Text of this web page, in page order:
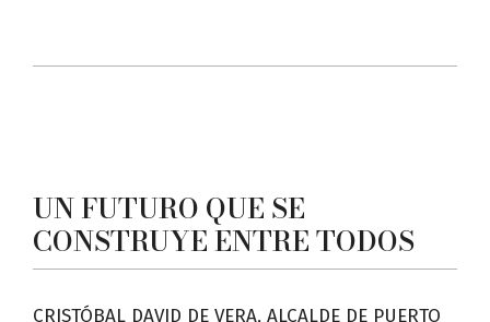
UN FUTURO QUE SE
CONSTRUYE ENTRE TODOS
CRISTÓBAL DAVID DE VERA, ALCALDE DE PUERTO